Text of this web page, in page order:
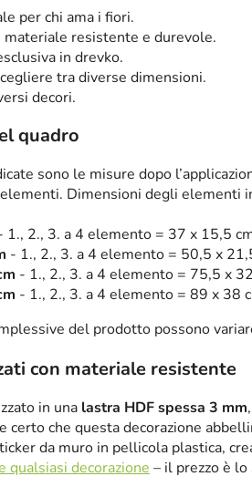
per chi ama i fiori.
materiale resistente e durevole.
in drevko.
tra diverse dimensioni.
decori.
quadro
sono le misure dopo
Dimensioni degli elementi
1., 2., 3. a 4 elemento = 37 x 15,5
- 1., 2., 3. a 4 elemento = 50,5 x
- 1., 2., 3. a 4 elemento = 75,5 x
- 1., 2., 3. a 4 elemento = 89 x 38
del prodotto possono
con materiale resistente
in una lastra HDF spessa 3 mm
certo che questa decorazione
da muro in pellicola plastica,
qualsiasi decorazione – il prezzo è